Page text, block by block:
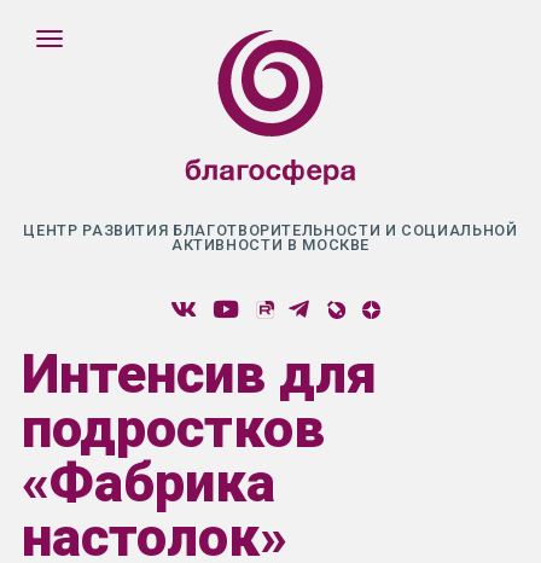
ЦЕНТР РАЗВИТИЯ БЛАГОТВОРИТЕЛЬНОСТИ И СОЦИАЛЬНОЙ
АКТИВНОСТИ В МОСКВЕ
Интенсив для
подростков
«Фабрика
настолок»